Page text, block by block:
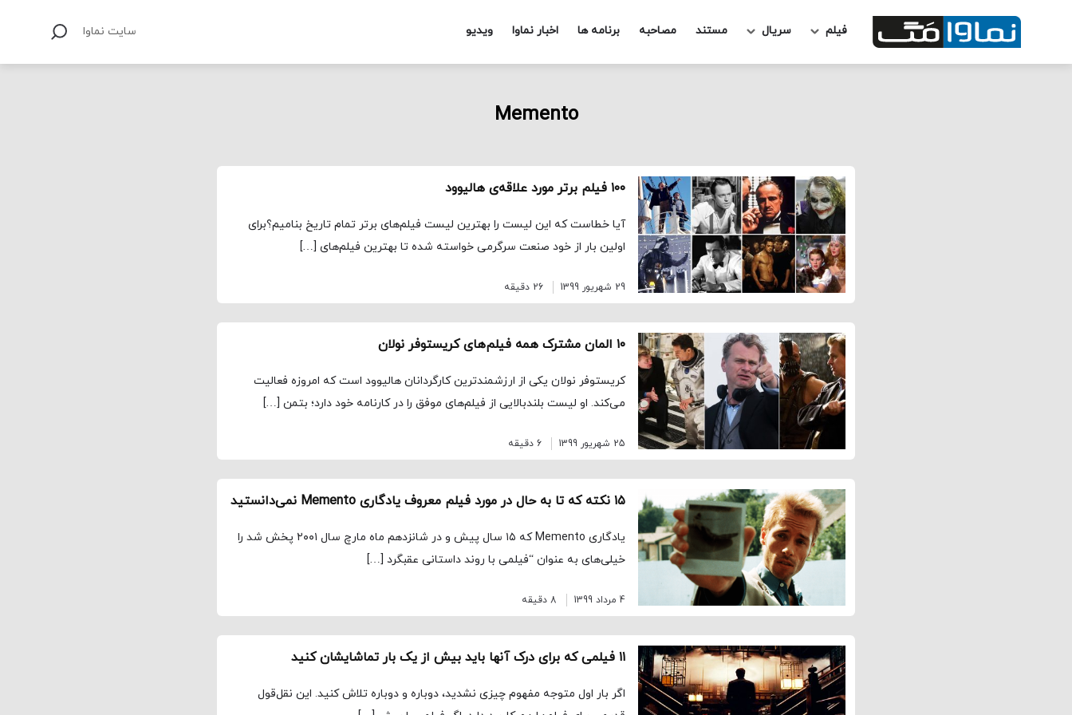
فیلم سریال مستند مصاحبه برنامه ها اخبار نماوا ویدیو سایت نماوا
Memento
۱۰۰ فیلم برتر مورد علاقه‌ی هالیوود
آیا خطاست که این لیست را بهترین لیست فیلم‌های برتر تمام تاریخ بنامیم؟برای
اولین بار از خود صنعت سرگرمی خواسته شده تا بهترین فیلم‌های […]
29 شهریور 1399 26 دقیقه
۱۰ المان مشترک همه فیلم‌های کریستوفر نولان
کریستوفر نولان یکی از ارزشمندترین کارگردانان هالیوود است که امروزه فعالیت
می‌کند. او لیست بلندبالایی از فیلم‌های موفق را در کارنامه خود دارد؛ بتمن […]
25 شهریور 1399 6 دقیقه
۱۵ نکته که تا به حال در مورد فیلم معروف یادگاری Memento نمی‌دانستید
یادگاری Memento که ۱۵ سال پیش و در شانزدهم ماه مارچ سال ۲۰۰۱ پخش شد را
خیلی‌های به عنوان “فیلمی با روند داستانی عقبگرد […]
4 مرداد 1399 8 دقیقه
۱۱ فیلمی که برای درک آنها باید بیش از یک بار تماشایشان کنید
اگر بار اول متوجه مفهوم چیزی نشدید، دوباره و دوباره تلاش کنید. این نقل‌قول